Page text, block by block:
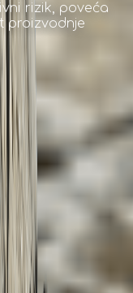
rizik, poveća
proizvodnje